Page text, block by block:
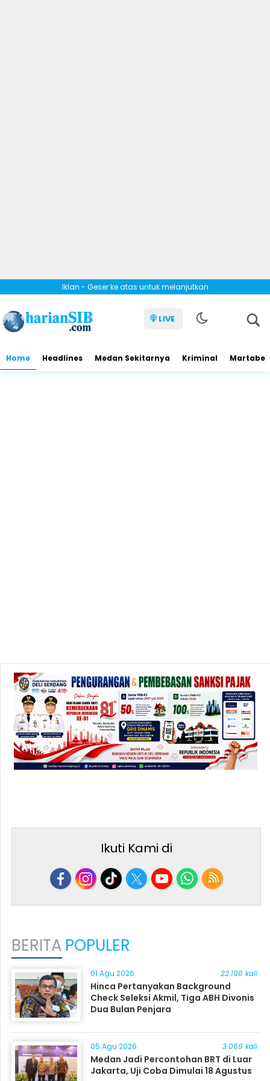
Iklan - Geser ke atas untuk melanjutkan
LIVE
Home Headlines Medan Sekitarnya Kriminal Martabe
Ikuti Kami di
BERITA POPULER
01 Agu 2026 22.196 kali
Hinca Pertanyakan Background
Check Seleksi Akmil, Tiga ABH Divonis
Dua Bulan Penjara
05 Agu 2026 3.069 kali
Medan Jadi Percontohan BRT di Luar
Jakarta, Uji Coba Dimulai 18 Agustus